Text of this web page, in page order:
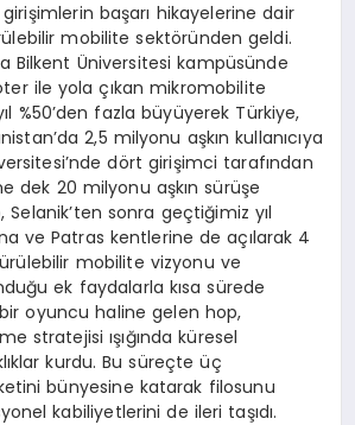
başarı hikayelerine dair
mobilite sektöründen geldi.
Bilkent Üniversitesi kampüsünde
ile yola çıkan mikromobilite
%50’den fazla büyüyerek Türkiye,
2,5 milyonu aşkın kullanıcıya
dört girişimci tarafından
dek 20 milyonu aşkın sürüşe
Selanik’ten sonra geçtiğimiz yıl
ve Patras kentlerine de açılarak 4
mobilite vizyonu ve
ek faydalarla kısa sürede
oyuncu haline gelen hop,
stratejisi ışığında küresel
kurdu. Bu süreçte üç
bünyesine katarak filosunu
kabiliyetlerini de ileri taşıdı.